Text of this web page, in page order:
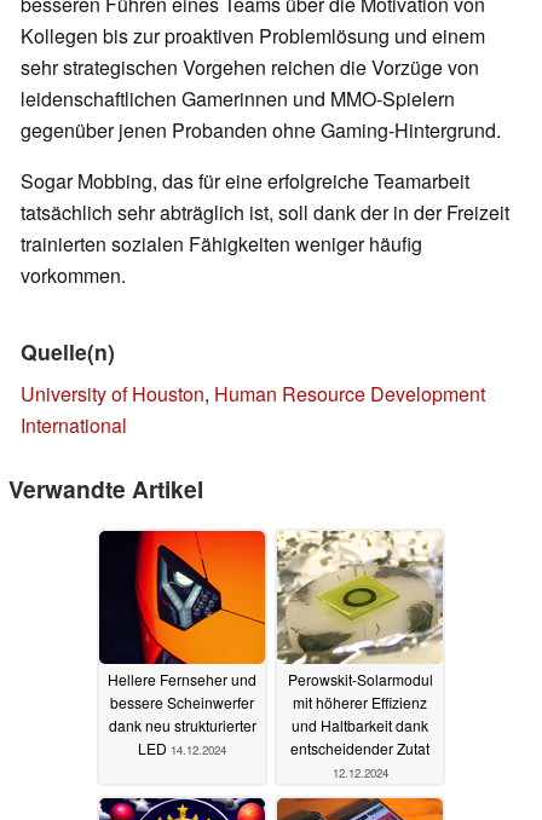
Kollegen bis zur proaktiven Problemlösung und einem
sehr strategischen Vorgehen reichen die Vorzüge von
leidenschaftlichen Gamerinnen und MMO-Spielern
gegenüber jenen Probanden ohne Gaming-Hintergrund.
Sogar Mobbing, das für eine erfolgreiche Teamarbeit
tatsächlich sehr abträglich ist, soll dank der in der Freizeit
trainierten sozialen Fähigkeiten weniger häufig
vorkommen.
Quelle(n)
University of Houston, Human Resource Development
International
Verwandte Artikel
Hellere Fernseher und
bessere Scheinwerfer
dank neu strukturierter
LED 14.12.2024
Perowskit-Solarmodul
mit höherer Effizienz
und Haltbarkeit dank
entscheidender Zutat
12.12.2024